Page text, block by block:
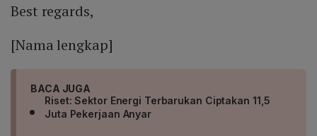
Best regards,
[Nama lengkap]
BACA JUGA
Riset: Sektor Energi Terbarukan Ciptakan 11,5
Juta Pekerjaan Anyar